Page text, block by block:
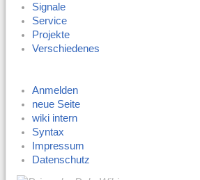
Signale
Service
Projekte
Verschiedenes
Anmelden
neue Seite
wiki intern
Syntax
Impressum
Datenschutz